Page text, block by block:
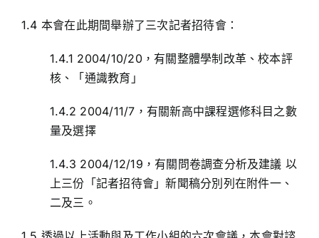
1.4 本會在此期間舉辦了三次記者招待會：
1.4.1 2004/10/20，有關整體學制改革、校本評
核、「通識教育」
1.4.2 2004/11/7，有關新高中課程選修科目之數
量及選擇
1.4.3 2004/12/19，有關問卷調查分析及建議 以
上三份「記者招待會」新聞稿分別列在附件一、
二及三。